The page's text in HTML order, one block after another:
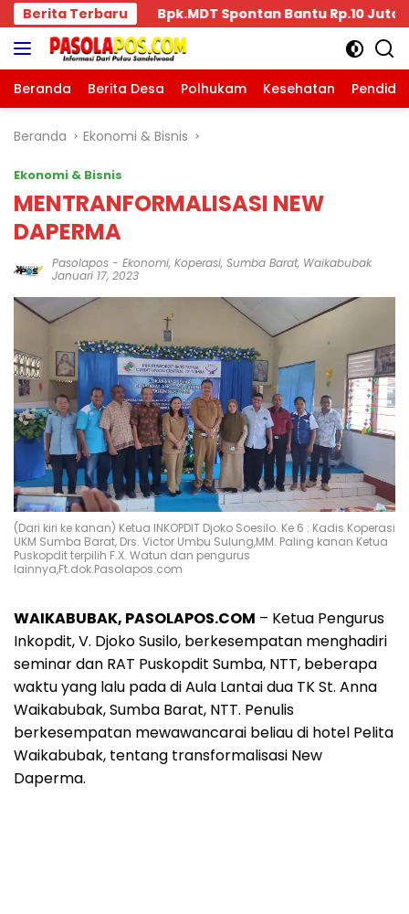
Langsung
ke
konten
Berita Terbaru
Rp.10 Juta, Kepada Pengurus KKBD Seluruh Warga
Beranda Berita Desa Polhukam Kesehatan
Beranda Ekonomi & Bisnis
Ekonomi & Bisnis
MENTRANFORMALISASI NEW
DAPERMA
Pasolapos - Ekonomi, Koperasi, Sumba Barat, Waikabubak
Januari 17, 2023
(Dari kiri ke kanan) Ketua INKOPDIT Djoko Soesilo. Ke 6 : Kadis Koperasi
UKM Sumba Barat, Drs. Victor Umbu Sulung,MM. Paling kanan Ketua
Puskopdit terpilih F.X. Watun dan pengurus
lainnya,Ft.dok.Pasolapos.com
WAIKABUBAK, PASOLAPOS.COM – Ketua Pengurus
Inkopdit, V. Djoko Susilo, berkesempatan menghadiri
seminar dan RAT Puskopdit Sumba, NTT, beberapa
waktu yang lalu pada di Aula Lantai dua TK St. Anna
Waikabubak, Sumba Barat, NTT. Penulis
berkesempatan mewawancarai beliau di hotel Pelita
Waikabubak, tentang transformalisasi New
Daperma.